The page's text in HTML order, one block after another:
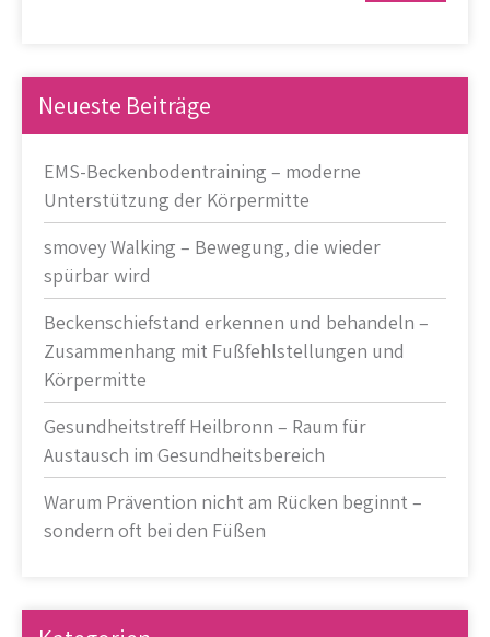
Neueste Beiträge
EMS-Beckenbodentraining – moderne
Unterstützung der Körpermitte
smovey Walking – Bewegung, die wieder
spürbar wird
Beckenschiefstand erkennen und behandeln –
Zusammenhang mit Fußfehlstellungen und
Körpermitte
Gesundheitstreff Heilbronn – Raum für
Austausch im Gesundheitsbereich
Warum Prävention nicht am Rücken beginnt –
sondern oft bei den Füßen